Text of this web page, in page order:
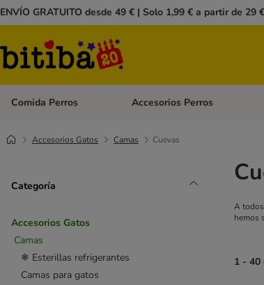
ENVÍO GRATUITO desde 49 € | Solo 1,99 € a partir de 29 €
Comida Perros Menú de categoria abierto:
Accesorios Perros
Accesorios Gatos Camas Cuevas
Categoría
Accesorios Gatos
Camas
❄ Esterillas refrigerantes
Camas para gatos
A
hemos
1 - 40